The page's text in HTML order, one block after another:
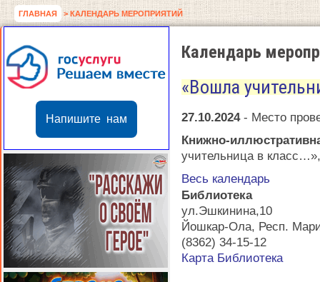
ГЛАВНАЯ > КАЛЕНДАРЬ МЕРОПРИЯТИЙ
Напишите нам
Календарь
«Вошла
27.10.2024 - Место
Книжно-
учительница в
Весь календарь
Библиотека
ул.Эшкинина,10
Йошкар-Ола, Респ.
(8362) 34-15-12
Карта Библиотека